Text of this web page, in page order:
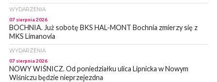
WYDARZENIA
07 sierpnia 2026
BOCHNIA. Już sobotę BKS HAL-MONT Bochnia zmierzy się z
MKS Limanovia
WYDARZENIA
07 sierpnia 2026
NOWY WIŚNICZ. Od poniedziałku ulica Lipnicka w Nowym
Wiśniczu będzie nieprzejezdna